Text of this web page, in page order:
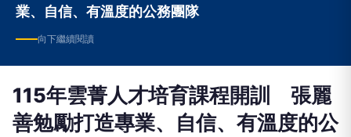
業、自信、有溫度的公務團隊
向下繼續閱讀
115年雲菁人才培育課程開訓 張麗
善勉勵打造專業、自信、有溫度的公